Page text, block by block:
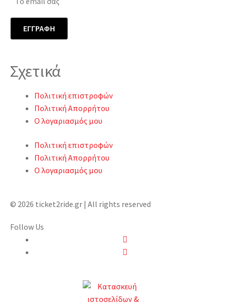
Σχετικά
Πολιτική επιστροφών
Πολιτική Απορρήτου
Ο λογαριασμός μου
Πολιτική επιστροφών
Πολιτική Απορρήτου
Ο λογαριασμός μου
© 2026 ticket2ride.gr | All rights reserved
Follow Us